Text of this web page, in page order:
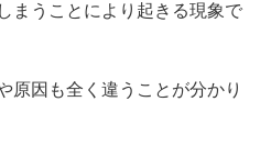
まうことにより起きる現象で
原因も全く違うことが分かり